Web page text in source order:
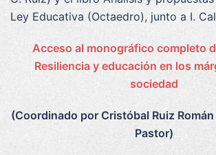
Ley Educativa (Octaedro), junto a I.
Acceso al monográfico completo
Resiliencia y educación en los
sociedad
(Coordinado por Cristóbal Ruiz
Pastor)